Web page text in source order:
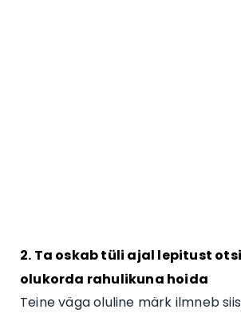
2. Ta oskab tüli ajal lepitust
olukorda rahulikuna hoida
Teine väga oluline märk ilmneb